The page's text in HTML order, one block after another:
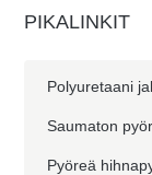
PIKALINKIT
Polyuretaani
Saumaton
Pyöreä